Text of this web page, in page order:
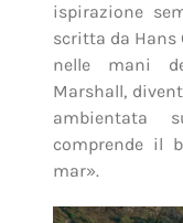
ispirazione
scritta da Hans
nelle mani
Marshall,
ambientata
comprende il
mar».